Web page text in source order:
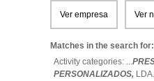
Ver empresa Ver
Matches in the search for:
Activity categories: ...
PERSONALIZADOS, LDA